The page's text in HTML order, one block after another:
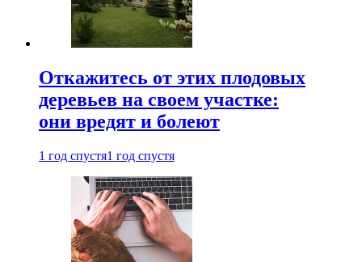
Откажитесь от этих плодовых
деревьев на своем участке:
они вредят и болеют
1 год спустя1 год спустя